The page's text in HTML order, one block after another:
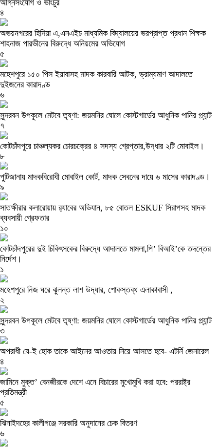
অগ্নিসংযোগ ও ভাংচুর
৪
অভয়নগরের হিদিয়া এ,এনএইচ মাধ্যমিক বিদ্যালয়ের ভরপ্রাপ্ত প্রধান শিক্ষক
শাহনাজ পারভীনের বিরুদ্ধে অনিয়মের অভিযোগ
৫
মহেশপুরে ১৫০ পিস ইয়াবাসহ মাদক কারবারি আটক, ভ্রাম্যমাণ আদালতে
দুইজনের কারাদণ্ড
৬
সুন্দরবন উপকূলে মেটবে তৃষ্ণা: জয়মনির ঘোলে কোস্টগার্ডের আধুনিক পানির প্ল্যান্ট
৭
কোটচাঁদপুরে চাঞ্চল্যকর চোরচক্রের ৪ সদস্য গ্রেপ্তার,উদ্ধার ২টি মোবাইল।
৮
পুটিজানায় মাদকবিরোধী মোবাইল কোর্ট, মাদক সেবনের দায়ে ৬ মাসের কারাদণ্ড।
৯
সাতক্ষীরার কলারোয়ায় র‍্যাবের অভিযান, ৮৫ বোতল ESKUF সিরাপসহ মাদক
ব্যবসায়ী গ্রেফতার
১০
কোটচাঁদপুরের দুই চিকিৎসকের বিরুদ্ধে আদালতে মামলা,পি’ বিআই’কে তদন্তের
নির্দেশ।
১
মহেশপুরে নিজ ঘরে ঝুলন্ত লাশ উদ্ধার, শোকস্তব্ধ এলাকাবাসী ,
২
সুন্দরবন উপকূলে মেটবে তৃষ্ণা: জয়মনির ঘোলে কোস্টগার্ডের আধুনিক পানির প্ল্যান্ট
৩
অপরাধী যে-ই হোক তাকে আইনের আওতায় নিয়ে আসতে হবে- এটর্নি জেনারেল
৪
জামিনে মুক্ত’ বেনজীরকে দেশে এনে বিচারের মুখোমুখি করা হবে: পররাষ্ট্র
প্রতিমন্ত্রী
৫
ঝিনাইদহের কালীগঞ্জে সরকারি অনুদানের চেক বিতরণ
৬